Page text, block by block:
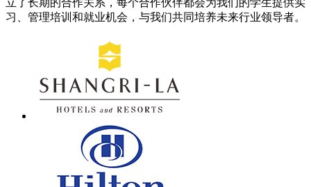
习、管理培训和就业机会，与我们共同培养未来行业领导者。